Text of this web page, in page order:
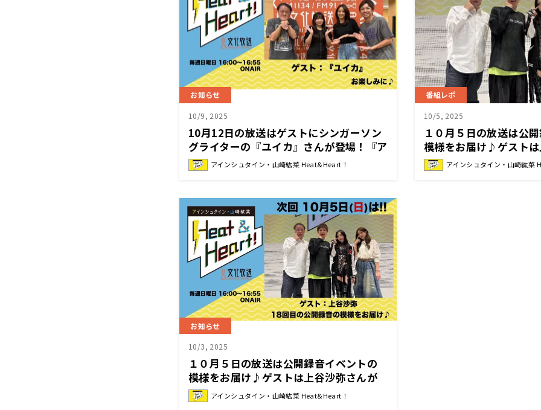
お知らせ
10/9, 2025
10月12日の放送はゲストにシンガーソン
グライターの『ユイカ』さんが登場！『ア
インシュタイン・山崎紘菜
Heat&Heart!』
アインシュタイン・山崎紘菜 Heat&Heart！
番組レポ
10/5, 2025
１０月５日の放送は公
模様をお届け♪ゲスト
登場！公式の掛け声が
ュタイン・山崎紘菜
アインシュタイン・山崎紘菜
お知らせ
10/3, 2025
１０月５日の放送は公開録音イベントの
模様をお届け♪ゲストは上谷沙弥さんが
登場！『アインシュタイン・山崎紘菜
Heat&Heart!』
アインシュタイン・山崎紘菜 Heat&Heart！